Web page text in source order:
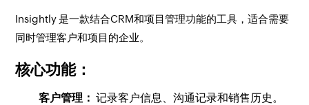
Insightly 是一款结合CRM和项目管理功能的工具，适合需要
同时管理客户和项目的企业。
核心功能：
客户管理： 记录客户信息、沟通记录和销售历史。